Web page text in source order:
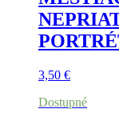
3,50 €
Dostupné